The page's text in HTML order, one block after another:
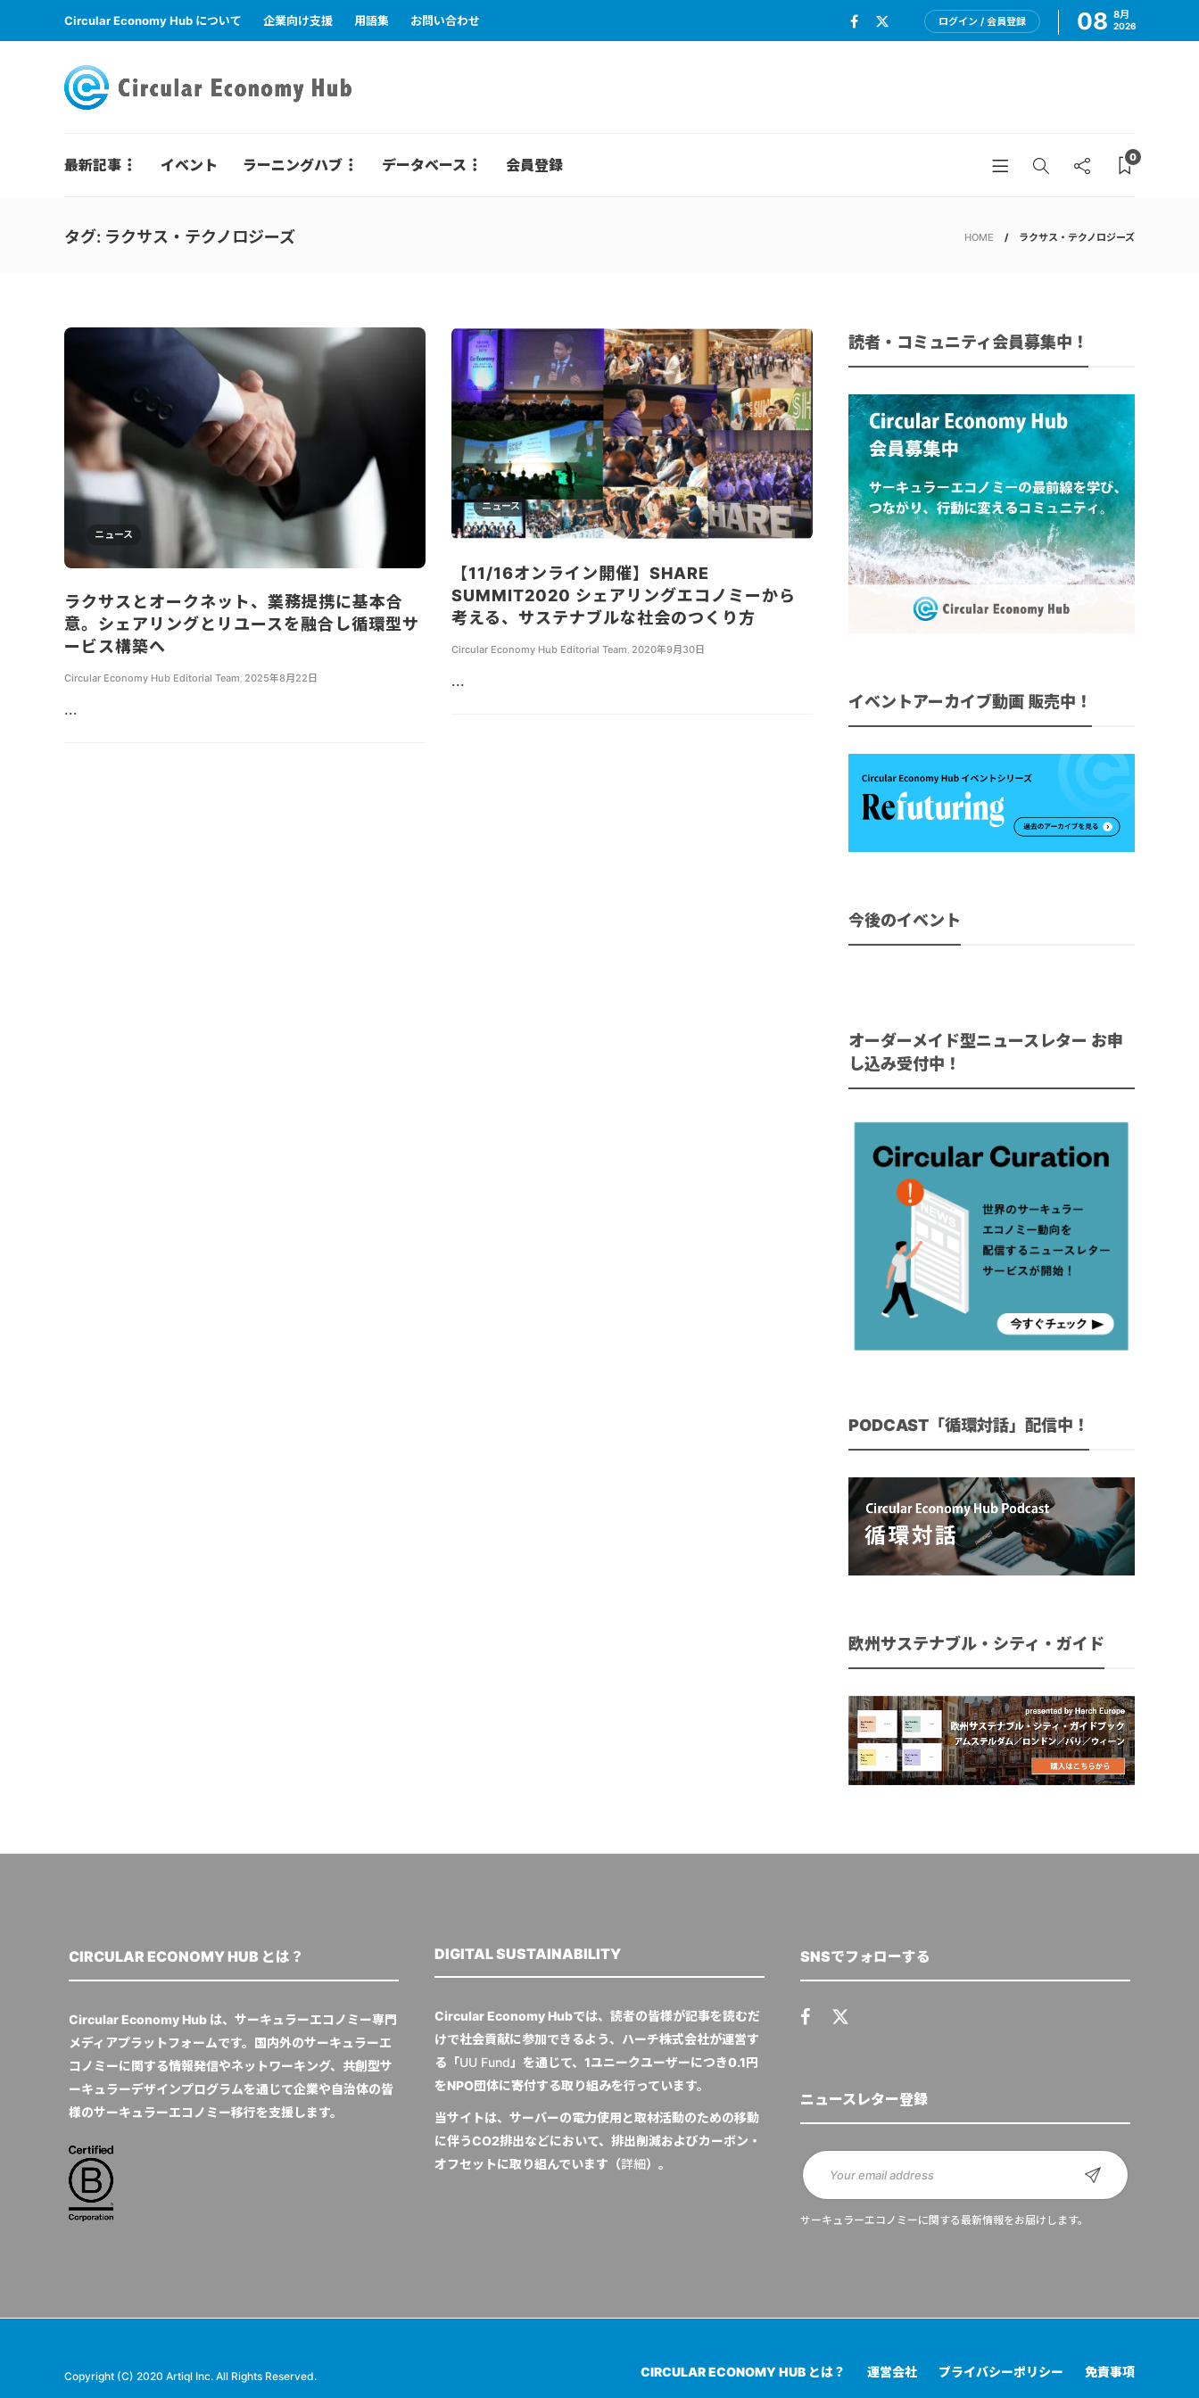
Circular Economy Hub について 企業向け支援 用語集 お問い合わせ ログイン / 会員登録 08 8月
2026
最新記事 イベント ラーニングハブ データベース 会員登録 0
タグ: ラクサス・テクノロジーズ HOME ラクサス・テクノロジーズ
ニュース
ラクサスとオークネット、業務提携に基本合
意。シェアリングとリユースを融合し循環型サ
ービス構築へ
Circular Economy Hub Editorial Team 2025年8月22日
...
ニュース
【11/16オンライン開催】SHARE
SUMMIT2020 シェアリングエコノミーから
考える、サステナブルな社会のつくり方
Circular Economy Hub Editorial Team, 2020年9月30日
...
読者・コミュニティ会員募集中！
イベントアーカイブ動画 販売中！
今後のイベント
オーダーメイド型ニュースレター お申
し込み受付中！
PODCAST「循環対話」配信中！
欧州サステナブル・シティ・ガイド
CIRCULAR ECONOMY HUB とは？
Circular Economy Hub は、サーキュラーエコノミー専門
メディアプラットフォームです。国内外のサーキュラーエ
コノミーに関する情報発信やネットワーキング、共創型サ
ーキュラーデザインプログラムを通じて企業や自治体の皆
様のサーキュラーエコノミー移行を支援します。
DIGITAL SUSTAINABILITY
Circular Economy Hubでは、読者の皆様が記事を読むだ
けで社会貢献に参加できるよう、ハーチ株式会社が運営す
る「UU Fund」を通じて、1ユニークユーザーにつき0.1円
をNPO団体に寄付する取り組みを行っています。
当サイトは、サーバーの電力使用と取材活動のための移動
に伴うCO2排出などにおいて、排出削減およびカーボン・
オフセットに取り組んでいます（詳細）。
SNSでフォローする
ニュースレター登録
サーキュラーエコノミーに関する最新情報をお届けします。
Copyright (C) 2020 Artiql Inc. All Rights Reserved. CIRCULAR ECONOMY HUB とは？ 運営会社 プライバシーポリシー 免責事項